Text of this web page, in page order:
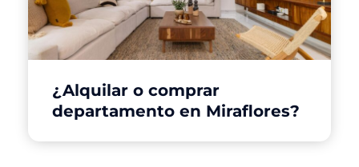
¿Alquilar o comprar
departamento en Miraflores?